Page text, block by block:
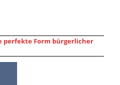
perfekte Form bürgerlicher